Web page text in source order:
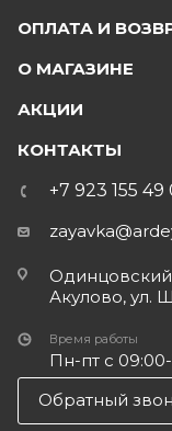
ОПЛАТА И
О МАГАЗИНЕ
АКЦИИ
КОНТАКТЫ
+7 923 155 49
Одинцовский
Акулово, ул.
Время работы
Пн-пт с 09:00-
Обратный